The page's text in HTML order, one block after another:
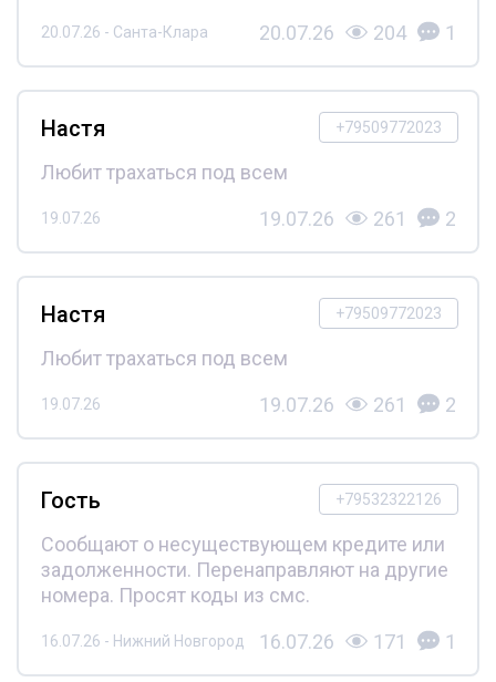
20.07.26 - Санта-Клара 20.07.26 204 1
+79509772023
Настя
Любит трахаться под всем
19.07.26 19.07.26 261 2
+79509772023
Настя
Любит трахаться под всем
19.07.26 19.07.26 261 2
+79532322126
Гость
Сообщают о несуществующем кредите или
задолженности. Перенаправляют на другие
номера. Просят коды из смс.
16.07.26 - Нижний Новгород 16.07.26 171 1